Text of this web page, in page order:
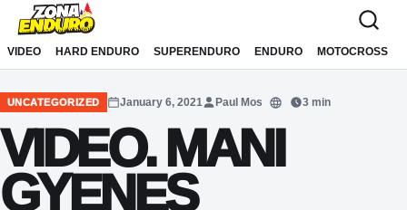
Sari la conținut
VIDEO HARD ENDURO SUPERENDURO ENDURO MOTOCROSS
UNCATEGORIZED January 6, 2021 Paul Mos
Translate
3 min
VIDEO. MANI
GYENES